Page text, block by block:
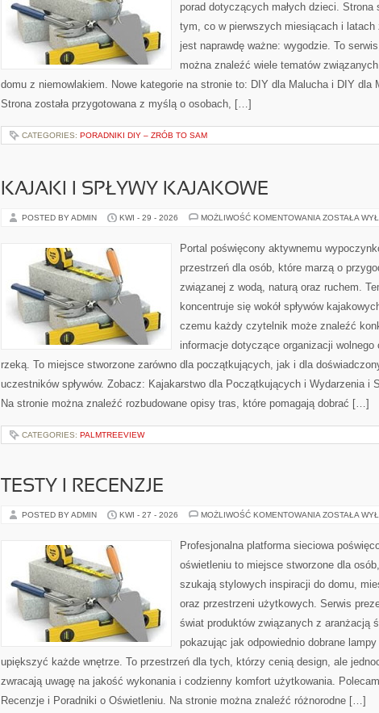
porad dotyczących małych dzieci. Strona
tym, co w pierwszych miesiącach i latach
jest naprawdę ważne: wygodzie. To
można znaleźć wiele tematów
domu z niemowlakiem. Nowe kategorie na stronie to: DIY dla Malucha i DIY dla
Strona została przygotowana z myślą o osobach, […]
CATEGORIES: PORADNIKI DIY – ZRÓB TO SAM
KAJAKI I SPŁYWY KAJAKOWE
POSTED BY ADMIN KWI - 29 - 2026 MOŻLIWOŚĆ KOMENTOWANIA KAJAKI
ZOSTAŁA
Portal poświęcony aktywnemu
przestrzeń dla osób, które marzą o
związanej z wodą, naturą oraz ruchem.
koncentruje się wokół spływów
czemu każdy czytelnik może znaleźć
informacje dotyczące organizacji wolnego
rzeką. To miejsce stworzone zarówno dla początkujących, jak i dla
uczestników spływów. Zobacz: Kajakarstwo dla Początkujących i Wydarzenia i
Na stronie można znaleźć rozbudowane opisy tras, które pomagają dobrać […]
CATEGORIES: PALMTREEVIEW
TESTY I RECENZJE
POSTED BY ADMIN KWI - 27 - 2026 MOŻLIWOŚĆ KOMENTOWANIA TESTY
ZOSTAŁA
Profesjonalna platforma sieciowa
oświetleniu to miejsce stworzone dla
szukają stylowych inspiracji do domu,
oraz przestrzeni użytkowych. Serwis
świat produktów związanych z aranżacją
pokazując jak odpowiednio dobrane
upiększyć każde wnętrze. To przestrzeń dla tych, którzy cenią design, ale
zwracają uwagę na jakość wykonania i codzienny komfort użytkowania.
Recenzje i Poradniki o Oświetleniu. Na stronie można znaleźć różnorodne […]